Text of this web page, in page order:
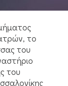
το
του
του